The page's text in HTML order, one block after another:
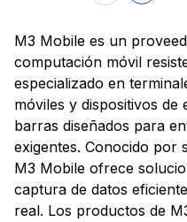
M3 Mobile es un
computación móvil
especializado en
móviles y dispositivos de
barras diseñados para
exigentes. Conocido por
M3 Mobile ofrece
captura de datos
real. Los productos de